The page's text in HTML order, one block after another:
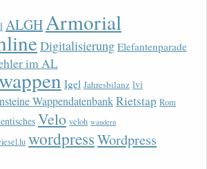
ALGHArmorial
Digitalisierung Elefantenparade
im AL
Igel Jahresbilanz lvi
WappendatenbankRietstap Rom
Velo veloh wandern
wordpressWordpress